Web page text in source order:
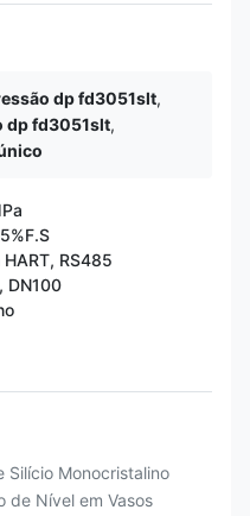
dp fd3051slt,
dp fd3051slt,
RS485
DN100
Silício Monocristalino
de Nível em Vasos